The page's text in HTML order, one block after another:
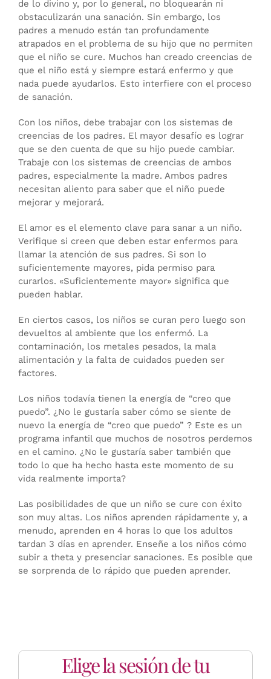
de lo divino y, por lo general, no bloquearán ni
obstaculizarán una sanación. Sin embargo, los
padres a menudo están tan profundamente
atrapados en el problema de su hijo que no permiten
que el niño se cure. Muchos han creado creencias de
que el niño está y siempre estará enfermo y que
nada puede ayudarlos. Esto interfiere con el proceso
de sanación.
Con los niños, debe trabajar con los sistemas de
creencias de los padres. El mayor desafío es lograr
que se den cuenta de que su hijo puede cambiar.
Trabaje con los sistemas de creencias de ambos
padres, especialmente la madre. Ambos padres
necesitan aliento para saber que el niño puede
mejorar y mejorará.
El amor es el elemento clave para sanar a un niño.
Verifique si creen que deben estar enfermos para
llamar la atención de sus padres. Si son lo
suficientemente mayores, pida permiso para
curarlos. «Suficientemente mayor» significa que
pueden hablar.
En ciertos casos, los niños se curan pero luego son
devueltos al ambiente que los enfermó. La
contaminación, los metales pesados, la mala
alimentación y la falta de cuidados pueden ser
factores.
Los niños todavía tienen la energía de “creo que
puedo”. ¿No le gustaría saber cómo se siente de
nuevo la energía de “creo que puedo” ? Este es un
programa infantil que muchos de nosotros perdemos
en el camino. ¿No le gustaría saber también que
todo lo que ha hecho hasta este momento de su
vida realmente importa?
Las posibilidades de que un niño se cure con éxito
son muy altas. Los niños aprenden rápidamente y, a
menudo, aprenden en 4 horas lo que los adultos
tardan 3 días en aprender. Enseñe a los niños cómo
subir a theta y presenciar sanaciones. Es posible que
se sorprenda de lo rápido que pueden aprender.
Elige la sesión de tu